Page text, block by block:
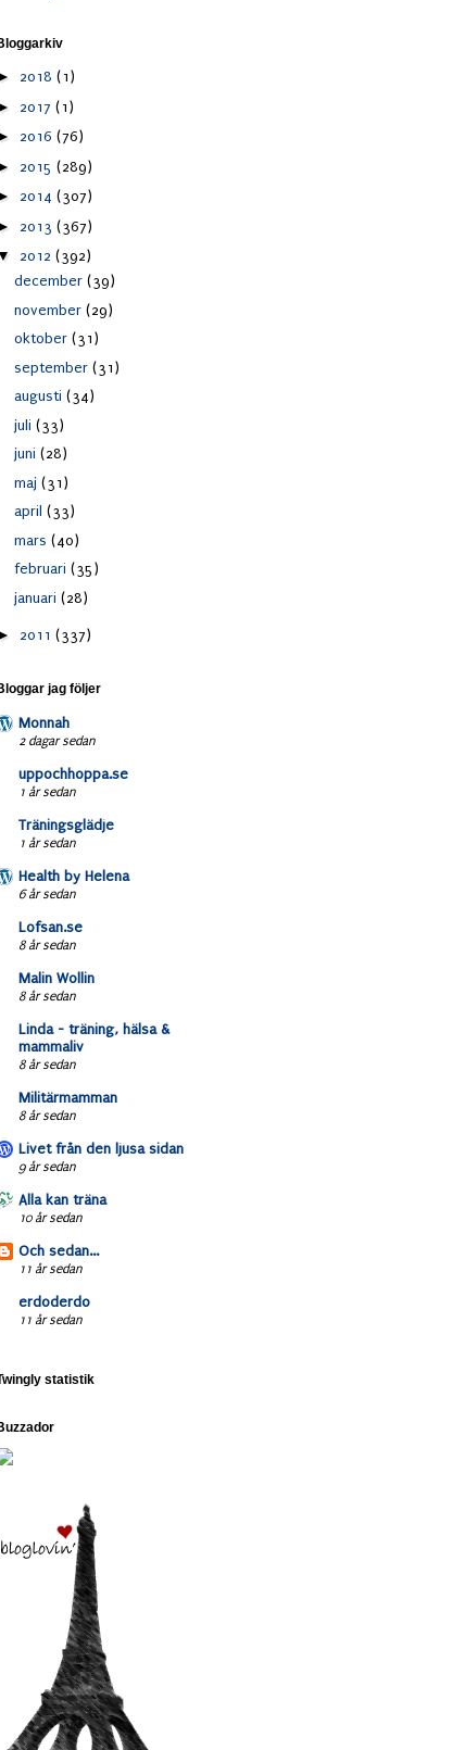
2018 (1)
2017 (1)
2016 (76)
2015 (289)
2014 (307)
2013 (367)
▼ 2012 (392)
december (39)
november (29)
oktober (31)
september (31)
augusti (34)
juli (33)
juni (28)
maj (31)
april (33)
mars (40)
februari (35)
januari (28)
2011 (337)
jag följer
Monnah
2 dagar sedan
uppochhoppa.se
1 år sedan
Träningsglädje
1 år sedan
Health by Helena
6 år sedan
Lofsan.se
8 år sedan
Malin Wollin
8 år sedan
Linda - träning, hälsa &
mammaliv
8 år sedan
Militärmamman
8 år sedan
Livet från den ljusa sidan
9 år sedan
Alla kan träna
10 år sedan
Och sedan...
11 år sedan
erdoderdo
11 år sedan
statistik